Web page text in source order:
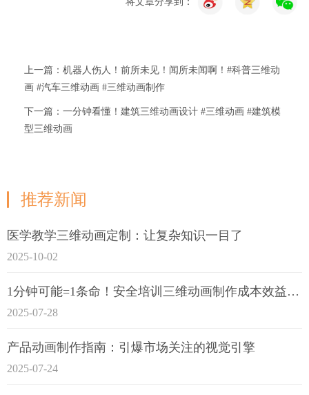
上一篇：机器人伤人！前所未见！闻所未闻啊！#科普三维动
画 #汽车三维动画 #三维动画制作
下一篇：一分钟看懂！建筑三维动画设计 #三维动画 #建筑模
型三维动画
推荐新闻
医学教学三维动画定制：让复杂知识一目了
2025-10-02
1分钟可能=1条命！安全培训三维动画制作成本效益深度拆解
2025-07-28
产品动画制作指南：引爆市场关注的视觉引擎
2025-07-24